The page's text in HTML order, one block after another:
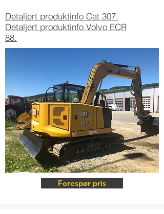
Detaljert produktinfo Cat 307.
Detaljert produktinfo Volvo ECR
88.
Forespør pris